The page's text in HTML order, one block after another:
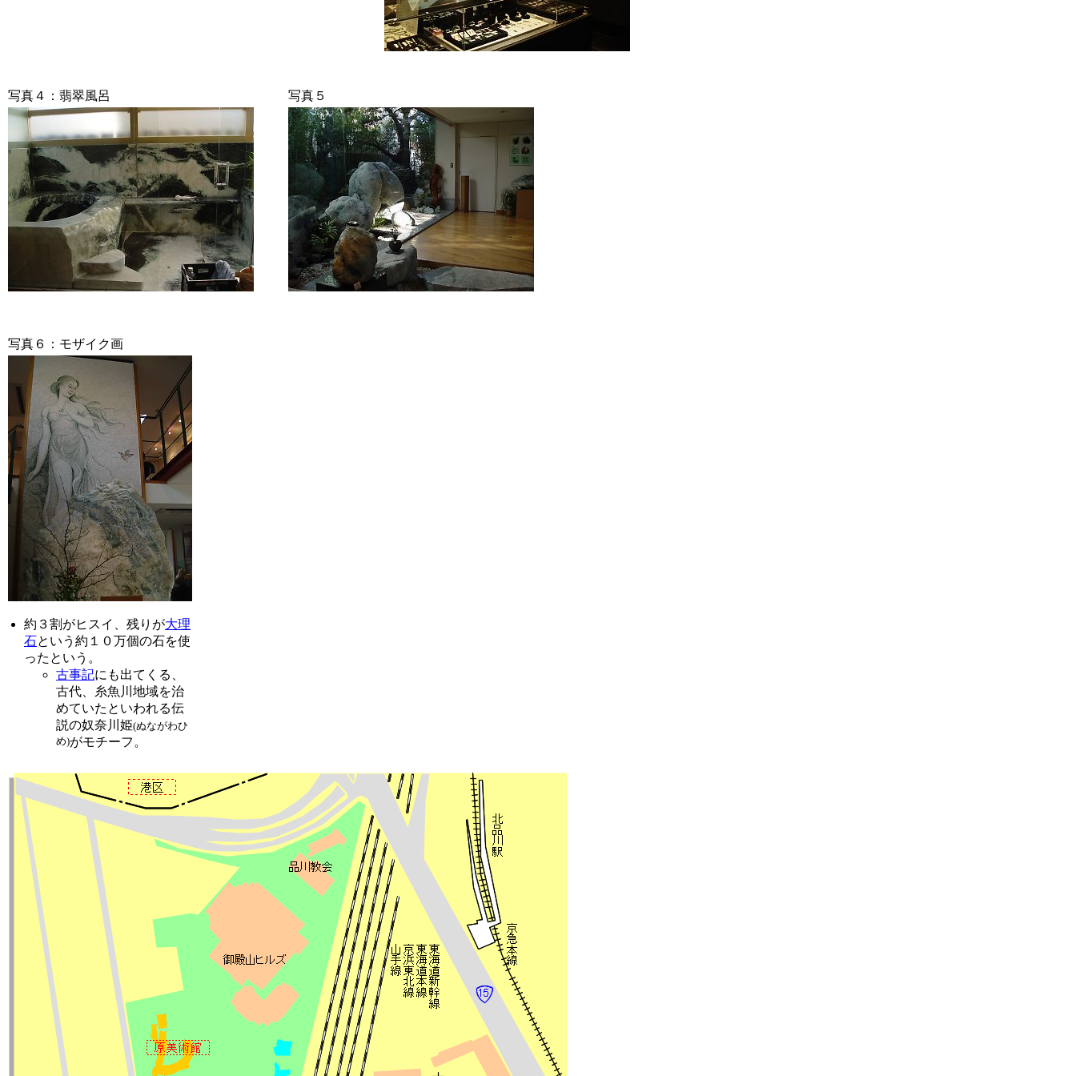
写真６：モザイク画
約３割がヒスイ、残りが大理
石という約１０万個の石を使
ったという。
古事記にも出てくる、
古代、糸魚川地域を治
めていたといわれる伝
説の奴奈川姫(ぬながわひ
め)がモチーフ。
写真５
写真４：翡翠風呂